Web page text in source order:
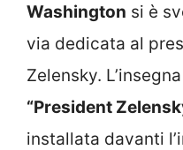
Washington si è
via dedicata al
Zelensky.
“President
installata davanti